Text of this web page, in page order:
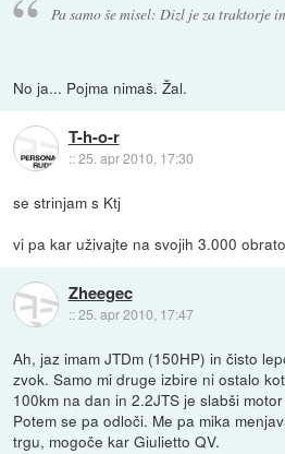
Pa samo še misel: Dizl je za traktorje
No ja... Pojma nimaš. Žal.
T-h-o-r
::25. apr 2010, 17:30
se strinjam s Ktj
vi pa kar uživajte na svojih 3.000
Zheegec
::25. apr 2010, 17:47
Ah, jaz imam JTDm (150HP) in čisto
zvok. Samo mi druge izbire ni ostalo
100km na dan in 2.2JTS je slabši
Potem se pa odloči. Me pa mika
trgu, mogoče kar Giulietto QV.